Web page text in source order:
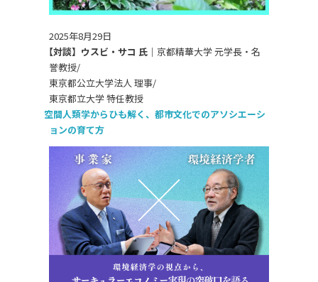
2025年8月29日
【対談】ウスビ・サコ 氏｜ 京都精華大学 元学長・名
誉教授/
東京都公立大学法人 理事/
東京都立大学 特任教授
空間人類学からひも解く、都市文化でのアソシエーシ
ョンの育て方